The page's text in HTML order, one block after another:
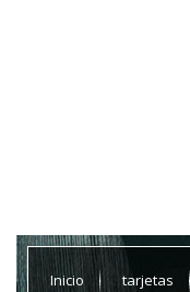
Inicio tarjetas